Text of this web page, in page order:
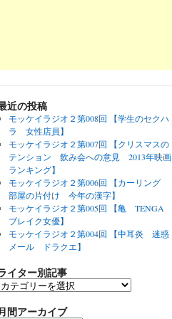
近の投稿
モッケイラジオ２第008回 【学生のセクハ
ラ 女性店員】
モッケイラジオ２第007回 【クリスマスの
テンション 飲み会への意見 2013年映画
ランキング】
モッケイラジオ２第006回 【カーリング
部屋の片付け 今年の漢字】
モッケイラジオ２第005回 【亀 TENGA
ブレイク女優】
モッケイラジオ２第004回 【中耳炎 迷惑
メール ドラクエ】
イター別記事
間アーカイブ